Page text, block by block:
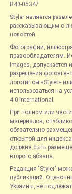
R40-05347
Styler является
рассказывающим о
новостей.
Фотографии,
правообладателям.
Images, допускается
разрешения
логотипом «Styler»
использоваться на
4.0 International.
При полном или
материалов,
обязательно
открытой для
должна быть
второго абзаца.
Редакция "Styler"
публикаций.
Украины, не